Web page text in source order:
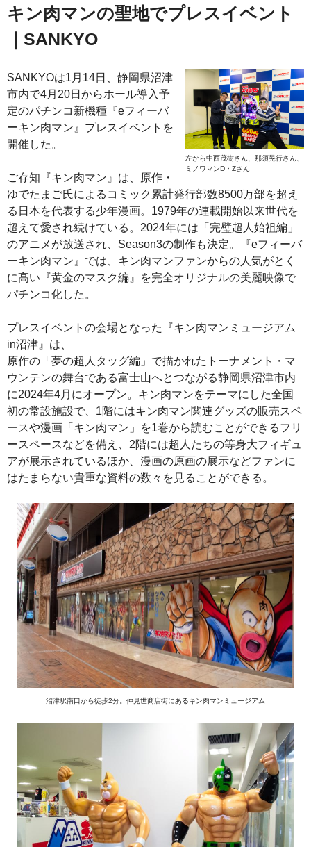
キン肉マンの聖地でプレスイベント
｜SANKYO
左から中西茂樹さん、那須晃行さん、
ミノワマンD・Zさん
SANKYOは1月14日、静岡県沼津
市内で4月20日からホール導入予
定のパチンコ新機種『eフィーバ
ーキン肉マン』プレスイベントを
開催した。
ご存知『キン肉マン』は、原作・
ゆでたまご氏によるコミック累計発行部数8500万部を超え
る日本を代表する少年漫画。1979年の連載開始以来世代を
超えて愛され続けている。2024年には「完璧超人始祖編」
のアニメが放送され、Season3の制作も決定。『eフィーバ
ーキン肉マン』では、キン肉マンファンからの人気がとく
に高い『黄金のマスク編』を完全オリジナルの美麗映像で
パチンコ化した。
プレスイベントの会場となった『キン肉マンミュージアム
in沼津』は、
原作の「夢の超人タッグ編」で描かれたトーナメント・マ
ウンテンの舞台である富士山へとつながる静岡県沼津市内
に2024年4月にオープン。キン肉マンをテーマにした全国
初の常設施設で、1階にはキン肉マン関連グッズの販売スペ
ースや漫画「キン肉マン」を1巻から読むことができるフリ
ースペースなどを備え、2階には超人たちの等身大フィギュ
アが展示されているほか、漫画の原画の展示などファンに
はたまらない貴重な資料の数々を見ることができる。
沼津駅南口から徒歩2分。仲見世商店街にあるキン肉マンミュージアム